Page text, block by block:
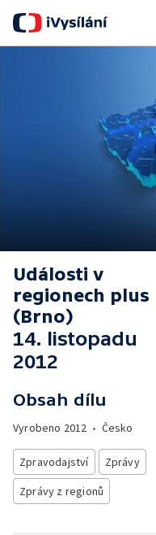
Události v
regionech plus
(Brno)
14. listopadu
2012
Obsah dílu
Vyrobeno 2012 • Česko
Zpravodajství
Zprávy
Zprávy z regionů